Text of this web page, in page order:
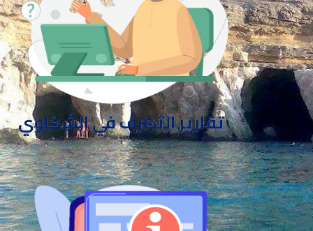
تقارير التصرف في الشكاوي